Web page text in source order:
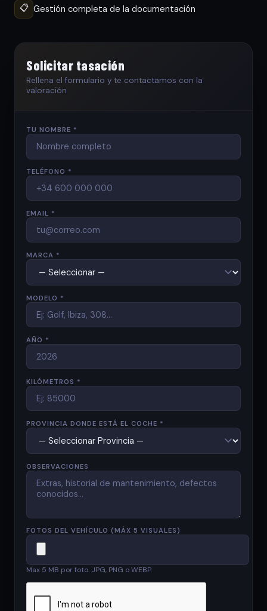
📋 Gestión completa de la documentación
Solicitar tasación
Rellena el formulario y te contactamos con la
valoración
TU NOMBRE *
TELÉFONO *
EMAIL *
MARCA *
MODELO *
AÑO *
KILÓMETROS *
PROVINCIA DONDE ESTÁ EL COCHE *
OBSERVACIONES
FOTOS DEL VEHÍCULO (MÁX 5 VISUALES)
Max 5 MB por foto. JPG, PNG o WEBP.